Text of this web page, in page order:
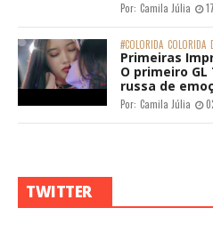
Por: Camila Júlia
#COLORIDA COLORIDA
Primeiras
O primeiro
russa de
Por: Camila Júlia
TWITTER